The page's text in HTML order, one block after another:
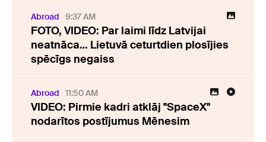
Abroad 9:37 AM
FOTO, VIDEO: Par laimi līdz Latvijai
neatnāca… Lietuvā ceturtdien plosījies
spēcīgs negaiss
Abroad 11:50 AM
VIDEO: Pirmie kadri atklāj "SpaceX"
nodarītos postījumus Mēnesim